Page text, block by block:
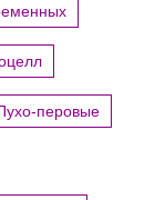
перовые